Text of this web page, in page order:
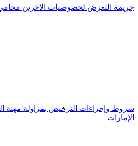
جريمة التعرض لخصوصيات الاخرىن محامي
شروط وإجراءات الترخيص بمزاولة مهنة
الإمارات